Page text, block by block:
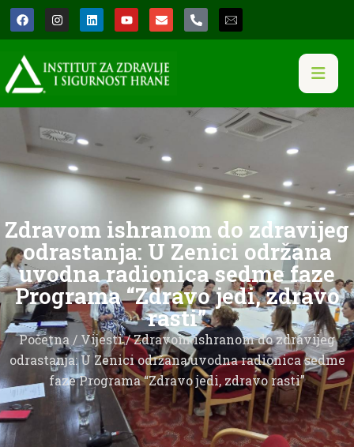
Zdravom ishranom do zdravijeg
odrastanja: U Zenici održana
uvodna radionica sedme faze
Programa “Zdravo jedi, zdravo
rasti”
Početna / Vijesti/ Zdravom ishranom do zdravijeg
odrastanja: U Zenici održana uvodna radionica sedme
faze Programa “Zdravo jedi, zdravo rasti”